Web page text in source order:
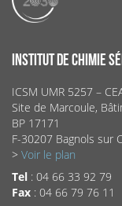
INSTITUT DE CHIMIE
ICSM UMR 5257 –
Site de Marcoule,
BP 17171
F-30207 Bagnols sur
> Voir le plan
Tel : 04 66 33 92 79
Fax : 04 66 79 76 11